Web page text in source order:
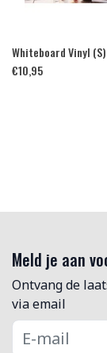
Whiteboard Vinyl (S)
€10,95
Meld je aan
Ontvang de
via email